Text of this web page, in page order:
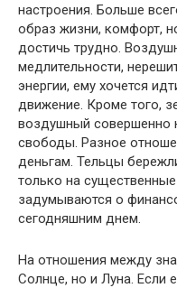
настроения. Больше
образ жизни, комфорт,
достичь трудно.
медлительности,
энергии, ему хочется
движение. Кроме того,
воздушный совершенно
свободы. Разное
деньгам. Тельцы
только на
задумываются о
сегодняшним днем.
На отношения между
Солнце, но и Луна. Если